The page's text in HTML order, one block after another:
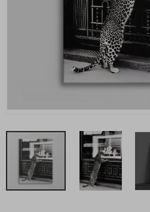
Special
Price
9,00 €